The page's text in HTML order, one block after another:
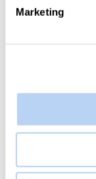
Marketing